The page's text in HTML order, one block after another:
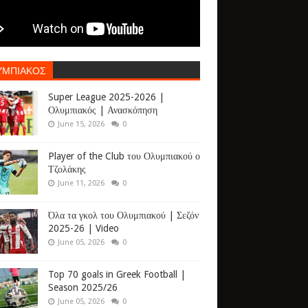
Super League 2025-2026 |
Ολυμπιακός | Ανασκόπηση
June 15, 2026 0
Player of the Club του Ολυμπιακού ο
Τζολάκης
June 11, 2026 0
Όλα τα γκολ του Ολυμπιακού | Σεζόν
2025-26 | Video
June 05, 2026 0
Top 70 goals in Greek Football |
Season 2025/26
June 05, 2026 0